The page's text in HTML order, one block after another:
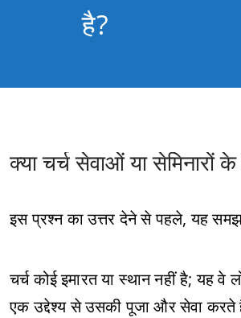
है?
क्या चर्च सेवाओं या सेमिनारों
इस प्रश्न का उत्तर देने से पहले, यह
चर्च कोई इमारत या स्थान नहीं है; यह
एक उद्देश्य से उसकी पूजा और सेवा करते